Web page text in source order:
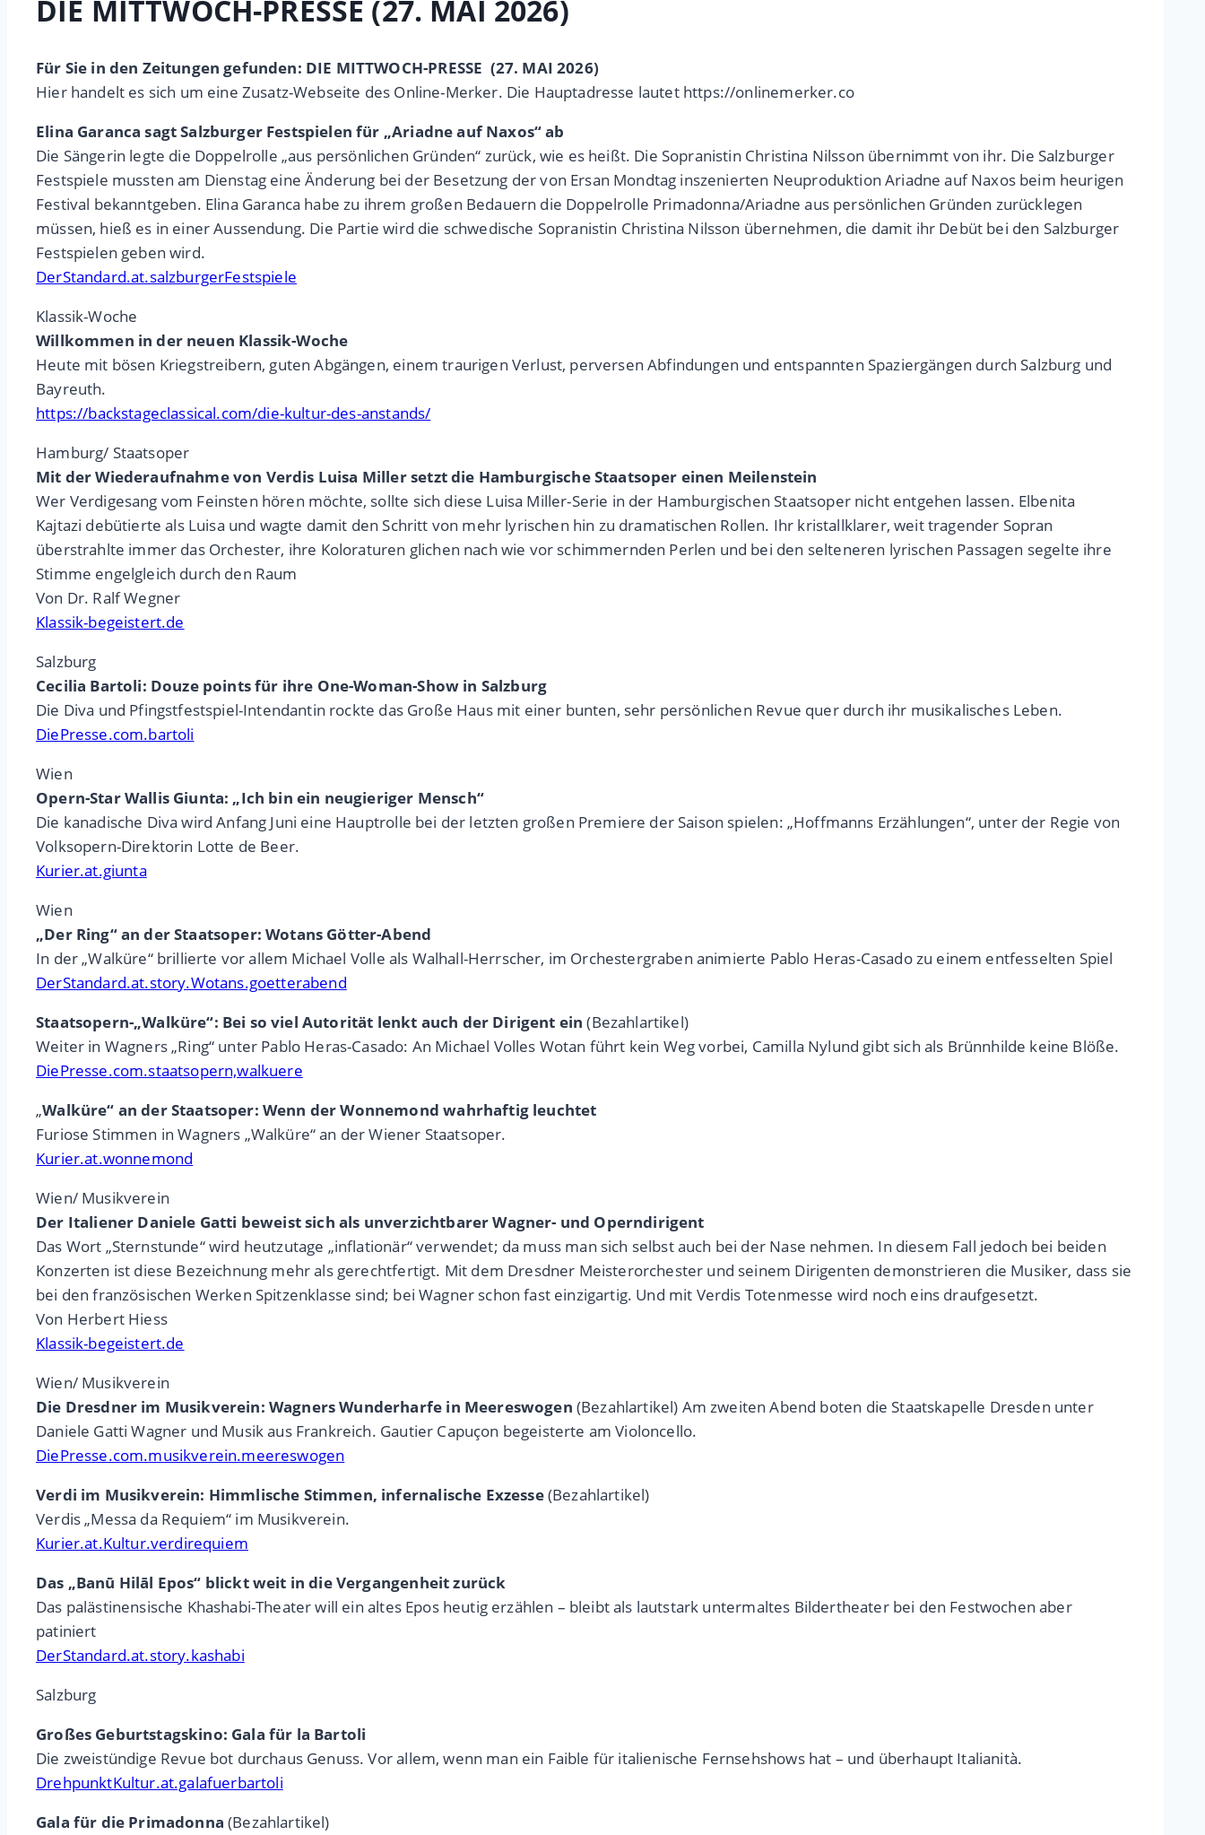
DIE MITTWOCH-PRESSE (27. MAI 2026)
Für Sie in den Zeitungen gefunden: DIE MITTWOCH-PRESSE (27. MAI 2026)
Hier handelt es sich um eine Zusatz-Webseite des Online-Merker. Die Hauptadresse lautet https://onlinemerker.co
Elina Garanca sagt Salzburger Festspielen für „Ariadne auf Naxos“ ab
Die Sängerin legte die Doppelrolle „aus persönlichen Gründen“ zurück, wie es heißt. Die Sopranistin Christina Nilsson übernimmt von ihr. Die Salzburger
Festspiele mussten am Dienstag eine Änderung bei der Besetzung der von Ersan Mondtag inszenierten Neuproduktion Ariadne auf Naxos beim heurigen
Festival bekanntgeben. Elina Garanca habe zu ihrem großen Bedauern die Doppelrolle Primadonna/Ariadne aus persönlichen Gründen zurücklegen
müssen, hieß es in einer Aussendung. Die Partie wird die schwedische Sopranistin Christina Nilsson übernehmen, die damit ihr Debüt bei den Salzburger
Festspielen geben wird.
DerStandard.at.salzburgerFestspiele
Klassik-Woche
Willkommen in der neuen Klassik-Woche
Heute mit bösen Kriegstreibern, guten Abgängen, einem traurigen Verlust, perversen Abfindungen und entspannten Spaziergängen durch Salzburg und
Bayreuth.
https://backstageclassical.com/die-kultur-des-anstands/
Hamburg/ Staatsoper
Mit der Wiederaufnahme von Verdis Luisa Miller setzt die Hamburgische Staatsoper einen Meilenstein
Wer Verdigesang vom Feinsten hören möchte, sollte sich diese Luisa Miller-Serie in der Hamburgischen Staatsoper nicht entgehen lassen. Elbenita
Kajtazi debütierte als Luisa und wagte damit den Schritt von mehr lyrischen hin zu dramatischen Rollen. Ihr kristallklarer, weit tragender Sopran
überstrahlte immer das Orchester, ihre Koloraturen glichen nach wie vor schimmernden Perlen und bei den selteneren lyrischen Passagen segelte ihre
Stimme engelgleich durch den Raum
Von Dr. Ralf Wegner
Klassik-begeistert.de
Salzburg
Cecilia Bartoli: Douze points für ihre One-Woman-Show in Salzburg
Die Diva und Pfingstfestspiel-Intendantin rockte das Große Haus mit einer bunten, sehr persönlichen Revue quer durch ihr musikalisches Leben.
DiePresse.com.bartoli
Wien
Opern-Star Wallis Giunta: „Ich bin ein neugieriger Mensch“
Die kanadische Diva wird Anfang Juni eine Hauptrolle bei der letzten großen Premiere der Saison spielen: „Hoffmanns Erzählungen“, unter der Regie von
Volksopern-Direktorin Lotte de Beer.
Kurier.at.giunta
Wien
„Der Ring“ an der Staatsoper: Wotans Götter-Abend
In der „Walküre“ brillierte vor allem Michael Volle als Walhall-Herrscher, im Orchestergraben animierte Pablo Heras-Casado zu einem entfesselten Spiel
DerStandard.at.story.Wotans.goetterabend
Staatsopern-„Walküre“: Bei so viel Autorität lenkt auch der Dirigent ein (Bezahlartikel)
Weiter in Wagners „Ring“ unter Pablo Heras-Casado: An Michael Volles Wotan führt kein Weg vorbei, Camilla Nylund gibt sich als Brünnhilde keine Blöße.
DiePresse.com.staatsopern,walkuere
„Walküre“ an der Staatsoper: Wenn der Wonnemond wahrhaftig leuchtet
Furiose Stimmen in Wagners „Walküre“ an der Wiener Staatsoper.
Kurier.at.wonnemond
Wien/ Musikverein
Der Italiener Daniele Gatti beweist sich als unverzichtbarer Wagner- und Operndirigent
Das Wort „Sternstunde“ wird heutzutage „inflationär“ verwendet; da muss man sich selbst auch bei der Nase nehmen. In diesem Fall jedoch bei beiden
Konzerten ist diese Bezeichnung mehr als gerechtfertigt. Mit dem Dresdner Meisterorchester und seinem Dirigenten demonstrieren die Musiker, dass sie
bei den französischen Werken Spitzenklasse sind; bei Wagner schon fast einzigartig. Und mit Verdis Totenmesse wird noch eins draufgesetzt.
Von Herbert Hiess
Klassik-begeistert.de
Wien/ Musikverein
Die Dresdner im Musikverein: Wagners Wunderharfe in Meereswogen (Bezahlartikel) Am zweiten Abend boten die Staatskapelle Dresden unter
Daniele Gatti Wagner und Musik aus Frankreich. Gautier Capuçon begeisterte am Violoncello.
DiePresse.com.musikverein.meereswogen
Verdi im Musikverein: Himmlische Stimmen, infernalische Exzesse(Bezahlartikel)
Verdis „Messa da Requiem“ im Musikverein.
Kurier.at.Kultur.verdirequiem
Das „Banū Hilāl Epos“ blickt weit in die Vergangenheit zurück
Das palästinensische Khashabi-Theater will ein altes Epos heutig erzählen – bleibt als lautstark untermaltes Bildertheater bei den Festwochen aber
patiniert
DerStandard.at.story.kashabi
Salzburg
Großes Geburtstagskino: Gala für la Bartoli
Die zweistündige Revue bot durchaus Genuss. Vor allem, wenn man ein Faible für italienische Fernsehshows hat – und überhaupt Italianità.
DrehpunktKultur.at.galafuerbartoli
Gala für die Primadonna (Bezahlartikel)